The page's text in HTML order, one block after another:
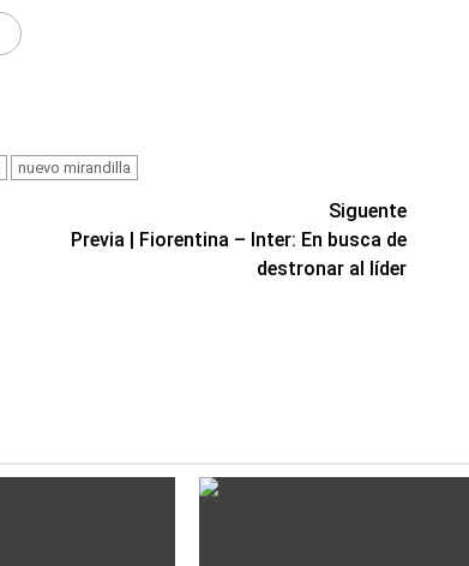
nuevo mirandilla
Siguente
Previa | Fiorentina – Inter: En busca de
destronar al líder